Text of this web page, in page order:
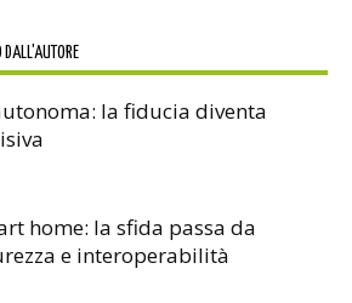
DALL'AUTORE
la fiducia diventa
home: la sfida passa da
e interoperabilità